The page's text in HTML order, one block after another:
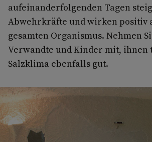
aufeinanderfolgenden Tagen
Abwehrkräfte und wirken positiv
gesamten Organismus. Nehmen
Verwandte und Kinder mit, ihnen
Salzklima ebenfalls gut.